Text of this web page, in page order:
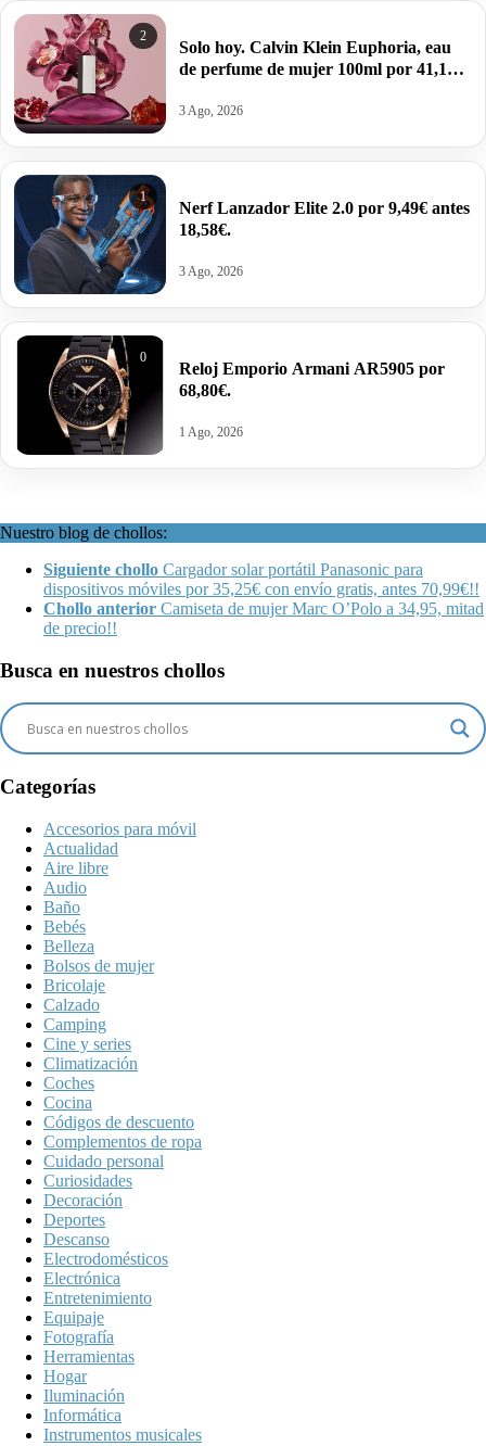
2
Solo hoy. Calvin Klein Euphoria, eau
de perfume de mujer 100ml por 41,12€
3 Ago, 2026
1
Nerf Lanzador Elite 2.0 por 9,49€ antes
18,58€.
3 Ago, 2026
0
Reloj Emporio Armani AR5905 por
68,80€.
1 Ago, 2026
Nuestro blog de chollos:
Siguiente chollo Cargador solar portátil Panasonic para
dispositivos móviles por 35,25€ con envío gratis, antes 70,99€!!
Chollo anterior Camiseta de mujer Marc O’Polo a 34,95, mitad
de precio!!
Busca en nuestros chollos
Categorías
Accesorios para móvil
Actualidad
Aire libre
Audio
Baño
Bebés
Belleza
Bolsos de mujer
Bricolaje
Calzado
Camping
Cine y series
Climatización
Coches
Cocina
Códigos de descuento
Complementos de ropa
Cuidado personal
Curiosidades
Decoración
Deportes
Descanso
Electrodomésticos
Electrónica
Entretenimiento
Equipaje
Fotografía
Herramientas
Hogar
Iluminación
Informática
Instrumentos musicales